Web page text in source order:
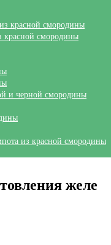
красной смородины
красной смородины
и черной смородины
из красной смородины
желе